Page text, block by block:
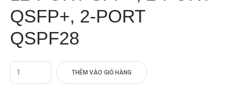
QSFP+, 2-PORT
QSPF28
THÊM VÀO GIỎ HÀNG